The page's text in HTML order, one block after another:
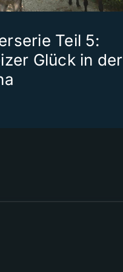
Teil 5:
Glück in der